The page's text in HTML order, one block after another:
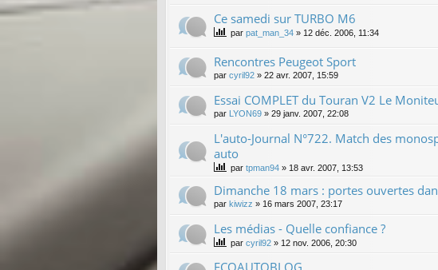
Ce samedi sur TURBO M6
par pat_man_34 » 12 déc. 2006, 11:34
Rencontres Peugeot Sport
par cyril92 » 22 avr. 2007, 15:59
Essai COMPLET du Touran V2 Le
par LYON69 » 29 janv. 2007, 22:08
L'auto-Journal N°722. Match des
auto
par tpman94 » 18 avr. 2007, 13:53
Dimanche 18 mars : portes ouvertes
par kiwizz » 16 mars 2007, 23:17
Les médias - Quelle confiance ?
par cyril92 » 12 nov. 2006, 20:30